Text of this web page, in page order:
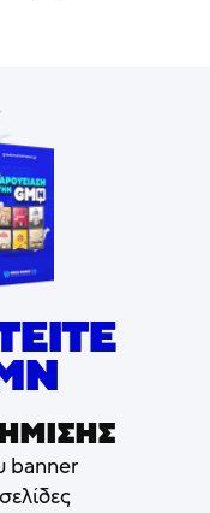
banner